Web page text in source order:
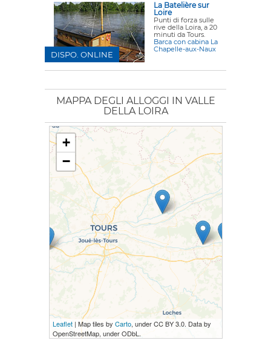
La Batelière sur
Loire
Punti di forza sulle
rive della Loira, a 20
minuti da Tours.
Barca con cabina La
Chapelle-aux-Naux
DISPO. ONLINE
MAPPA DEGLI ALLOGGI IN VALLE
DELLA LOIRA
+
−
Leaflet| Map tiles by Carto, under CC BY 3.0. Data by
OpenStreetMap, under ODbL.